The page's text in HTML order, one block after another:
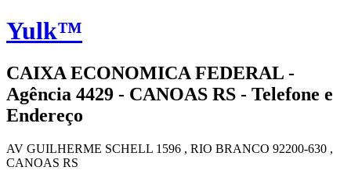
Yulk™
CAIXA ECONOMICA FEDERAL -
Agência 4429 - CANOAS RS - Telefone e
Endereço
AV GUILHERME SCHELL 1596 , RIO BRANCO 92200-630 ,
CANOAS RS